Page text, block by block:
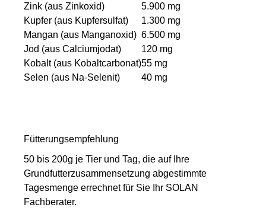
Zink (aus Zinkoxid)
5.900 mg
Kupfer (aus Kupfersulfat)
1.300 mg
Mangan (aus Manganoxid) 6.500 mg
Jod (aus Calciumjodat)
120 mg
Kobalt (aus Kobaltcarbonat)55 mg
Selen (aus Na-Selenit)
40 mg
Fütterungsempfehlung
50 bis 200g je Tier und Tag, die auf Ihre
Grundfutterzusammensetzung abgestimmte
Tagesmenge errechnet für Sie Ihr SOLAN
Fachberater.